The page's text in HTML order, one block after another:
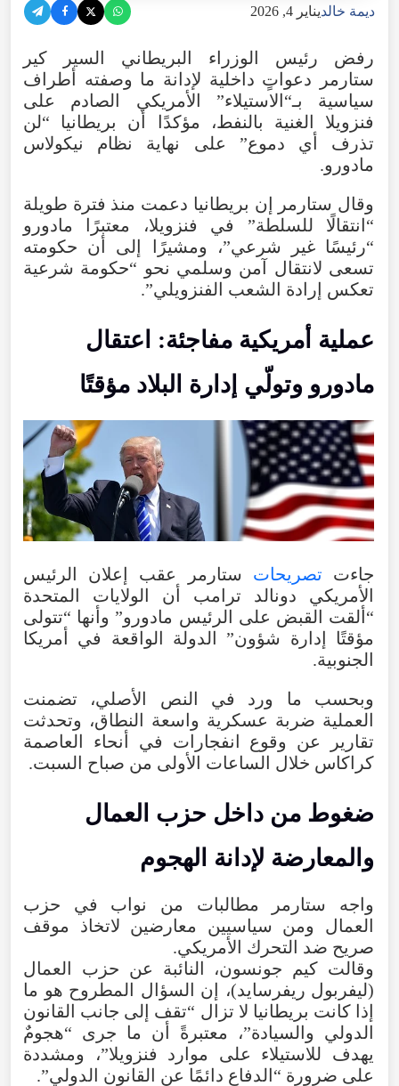
ديمة خالديناير 4, 2026
رفض رئيس الوزراء البريطاني السير كير
ستارمر دعواتٍ داخلية لإدانة ما وصفته أطراف
سياسية بـ“الاستيلاء” الأمريكي الصادم على
فنزويلا الغنية بالنفط، مؤكدًا أن بريطانيا “لن
تذرف أي دموع” على نهاية نظام نيكولاس
مادورو.
وقال ستارمر إن بريطانيا دعمت منذ فترة طويلة
“انتقالًا للسلطة” في فنزويلا، معتبرًا مادورو
“رئيسًا غير شرعي”، ومشيرًا إلى أن حكومته
تسعى لانتقال آمن وسلمي نحو “حكومة شرعية
تعكس إرادة الشعب الفنزويلي”.
عملية أمريكية مفاجئة: اعتقال
مادورو وتولّي إدارة البلاد مؤقتًا
جاءت تصريحات ستارمر عقب إعلان الرئيس
الأمريكي دونالد ترامب أن الولايات المتحدة
“ألقت القبض على الرئيس مادورو” وأنها “تتولى
مؤقتًا إدارة شؤون” الدولة الواقعة في أمريكا
الجنوبية.
وبحسب ما ورد في النص الأصلي، تضمنت
العملية ضربة عسكرية واسعة النطاق، وتحدثت
تقارير عن وقوع انفجارات في أنحاء العاصمة
كراكاس خلال الساعات الأولى من صباح السبت.
ضغوط من داخل حزب العمال
والمعارضة لإدانة الهجوم
واجه ستارمر مطالبات من نواب في حزب
العمال ومن سياسيين معارضين لاتخاذ موقف
صريح ضد التحرك الأمريكي.
وقالت كيم جونسون، النائبة عن حزب العمال
(ليفربول ريفرسايد)، إن السؤال المطروح هو ما
إذا كانت بريطانيا لا تزال “تقف إلى جانب القانون
الدولي والسيادة”، معتبرةً أن ما جرى “هجومٌ
يهدف للاستيلاء على موارد فنزويلا”، ومشددة
على ضرورة “الدفاع دائمًا عن القانون الدولي”.